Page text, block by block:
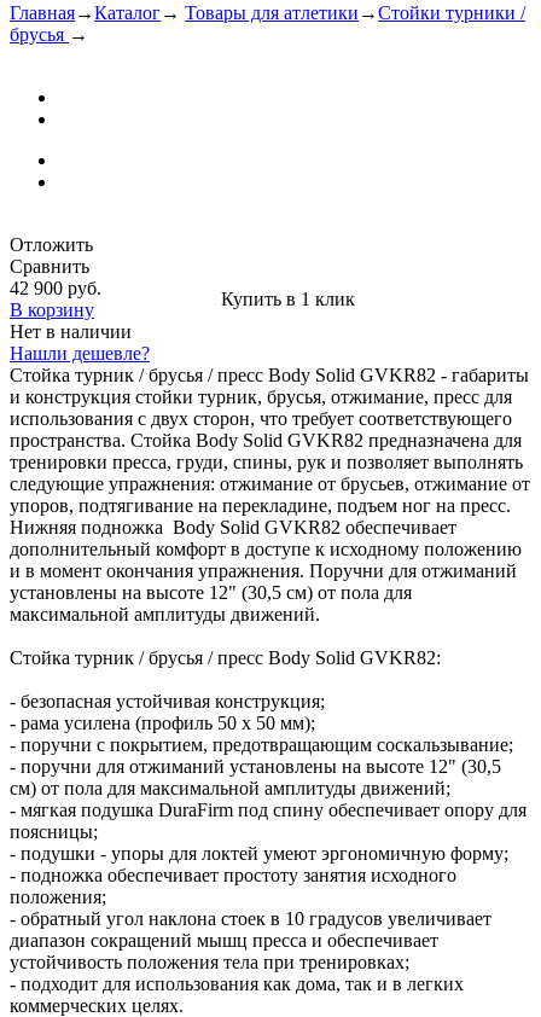
Главная→Каталог→ Товары для атлетики →Стойки турники /
брусья →
Отложить
Сравнить
42 900 руб.
В корзину
Купить в 1 клик
Нет в наличии
Нашли дешевле?
Стойка турник / брусья / пресс Body Solid GVKR82 - габариты
и конструкция стойки турник, брусья, отжимание, пресс для
использования с двух сторон, что требует соответствующего
пространства. Стойка Body Solid GVKR82 предназначена для
тренировки пресса, груди, спины, рук и позволяет выполнять
следующие упражнения: отжимание от брусьев, отжимание от
упоров, подтягивание на перекладине, подъем ног на пресс.
Нижняя подножка Body Solid GVKR82 обеспечивает
дополнительный комфорт в доступе к исходному положению
и в момент окончания упражнения. Поручни для отжиманий
установлены на высоте 12" (30,5 см) от пола для
максимальной амплитуды движений.
Стойка турник / брусья / пресс Body Solid GVKR82:
- безопасная устойчивая конструкция;
- рама усилена (профиль 50 х 50 мм);
- поручни с покрытием, предотвращающим соскальзывание;
- поручни для отжиманий установлены на высоте 12" (30,5
см) от пола для максимальной амплитуды движений;
- мягкая подушка DuraFirm под спину обеспечивает опору для
поясницы;
- подушки - упоры для локтей умеют эргономичную форму;
- подножка обеспечивает простоту занятия исходного
положения;
- обратный угол наклона стоек в 10 градусов увеличивает
диапазон сокращений мышц пресса и обеспечивает
устойчивость положения тела при тренировках;
- подходит для использования как дома, так и в легких
коммерческих целях.